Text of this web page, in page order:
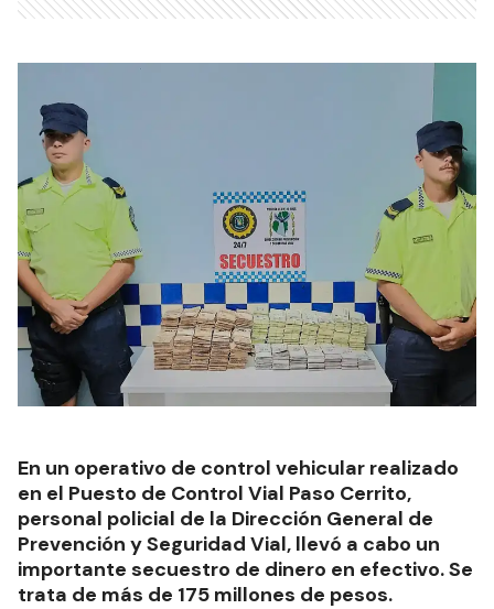
En un operativo de control vehicular realizado
en el Puesto de Control Vial Paso Cerrito,
personal policial de la Dirección General de
Prevención y Seguridad Vial, llevó a cabo un
importante secuestro de dinero en efectivo. Se
trata de más de 175 millones de pesos.